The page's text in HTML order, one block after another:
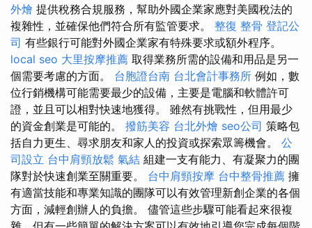
外燴 提供稅務合規服務，幫助外國企業家應對美國稅法的
複雜性，並確保他們符合所有監管要求。 整復 整骨 登記公
司 有些銀行可能對外國企業家有特殊要求或額外程序。
local seo 大里按摩推薦 取得業務所需的設備和用品是另一
個需要考慮的方面。 台胞證台南 台北會計事務所 例如，數
位行銷機構可能需要最少的設備，主要是電腦和軟體許可
證，並且可以相對快速地獲得。 雖然有挑戰性，但用最少
的資金創業是可能的。 撥筋美容 台北外燴 seo公司 策略包
括自力更生、尋求朋友和家人的投資或探索眾籌機會。 公
司設立 台中肩頸放鬆 氣結 組建一支有能力、有凝聚力的團
隊對於快速創業至關重要。 台中肩頸按摩 台中整骨推薦 擁
有適當技能和專業知識的團隊可以有效管理新創企業的各個
方面，減輕創辦人的負擔。 儘管這些步驟可能看起來很複